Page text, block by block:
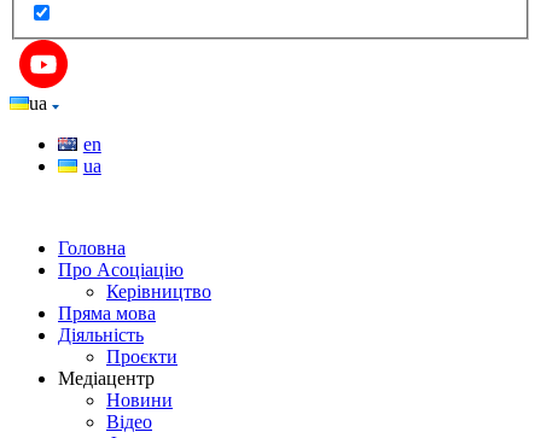
ua
en
ua
Головна
Про Асоціацію
Керівництво
Пряма мова
Діяльність
Проєкти
Медіацентр
Новини
Відео